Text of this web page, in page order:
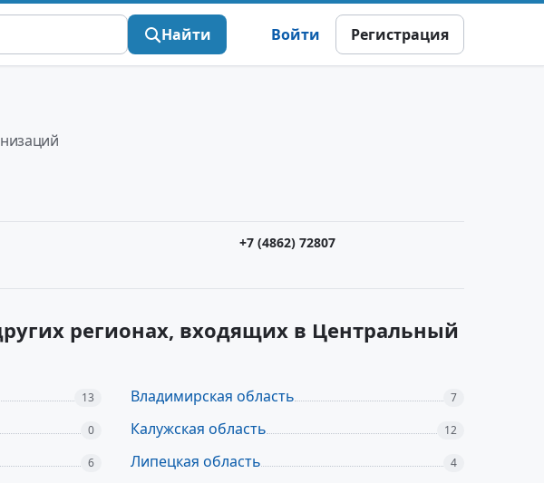
Найти Войти Регистрация
+7 (4862) 72807
регионах, входящих в Центральный
13 Владимирская область 7
0 Калужская область 12
6 Липецкая область 4